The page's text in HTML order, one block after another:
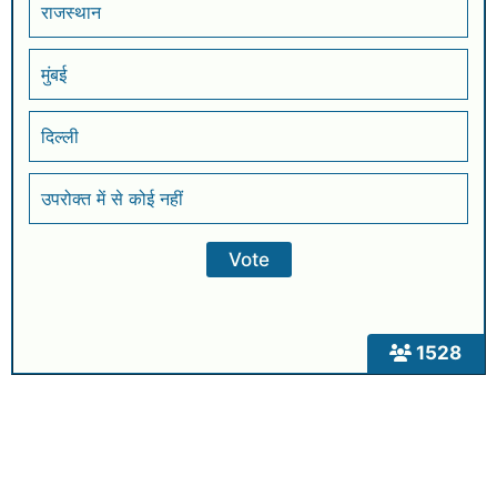
1528
राजस्थान
मुंबई
दिल्ली
उपरोक्त में से कोई नहीं